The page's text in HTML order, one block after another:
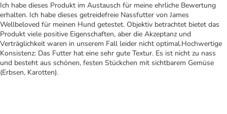
Ich habe dieses Produkt im Austausch für meine ehrliche Bewertung
erhalten. Ich habe dieses getreidefreie Nassfutter von James
Wellbeloved für meinen Hund getestet. Objektiv betrachtet bietet das
Produkt viele positive Eigenschaften, aber die Akzeptanz und
Verträglichkeit waren in unserem Fall leider nicht optimal.Hochwertige
Konsistenz: Das Futter hat eine sehr gute Textur. Es ist nicht zu nass
und besteht aus schönen, festen Stückchen mit sichtbarem Gemüse
(Erbsen, Karotten).